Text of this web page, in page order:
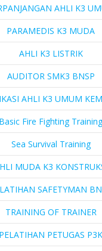
AHLI K3
PARAMEDIS K3 MUDA
AHLI K3 LISTRIK
AUDITOR SMK3 BNSP
AHLI K3 UMUM
Basic Fire Fighting Training
Sea Survival Training
MUDA K3
SAFETYMAN
TRAINING OF TRAINER
PELATIHAN PETUGAS P3K